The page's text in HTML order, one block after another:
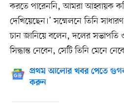
করতে পারেননি, আমরা আহ্বায়ক
দেখিয়েছেন।’ সম্মেলনে তিনি
চান জানিয়ে বলেন, দলের সভাপতি
সিদ্ধান্ত নেবেন, সেটি তিনি মেনে
প্রথম আলোর খবর পেতে
করুন